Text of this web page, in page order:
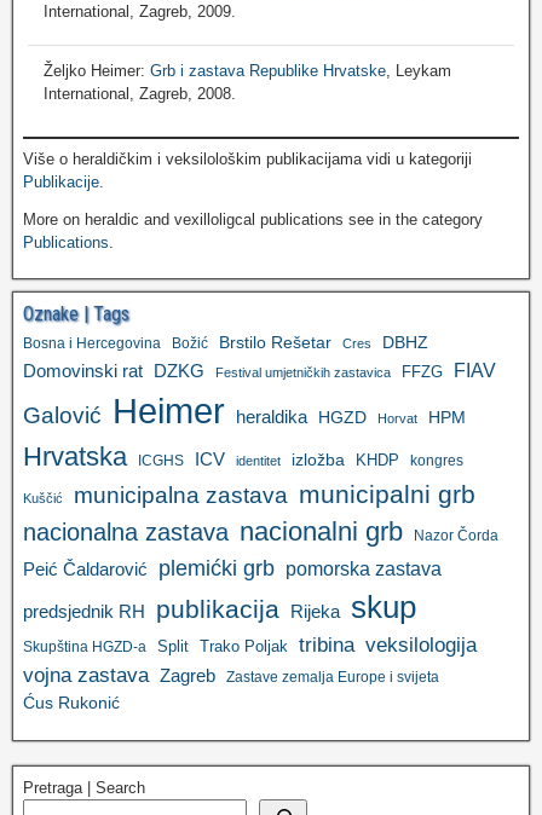
International, Zagreb, 2009.
Željko Heimer: Grb i zastava Republike Hrvatske, Leykam
International, Zagreb, 2008.
Više o heraldičkim i veksilološkim publikacijama vidi u kategoriji
Publikacije
More on heraldic and vexilloligcal publications see in the category
Publications
Oznake | Tags
Bosna i Hercegovina Božić Brstilo Rešetar Cres DBHZ
Domovinski rat DZKG Festival umjetničkih zastavica FFZG FIAV
Galović Heimer heraldika HGZD Horvat HPM
Hrvatska ICGHS ICV identitet izložba KHDP kongres
Kuščić municipalna zastava municipalni grb
nacionalna zastava nacionalni grb Nazor Čorda
Peić Čaldarović plemićki grb pomorska zastava
predsjednik RH publikacija Rijeka skup
Skupština HGZD-a Split Trako Poljak tribina veksilologija
vojna zastava Zagreb Zastave zemalja Europe i svijeta
Ćus Rukonić
Pretraga | Search